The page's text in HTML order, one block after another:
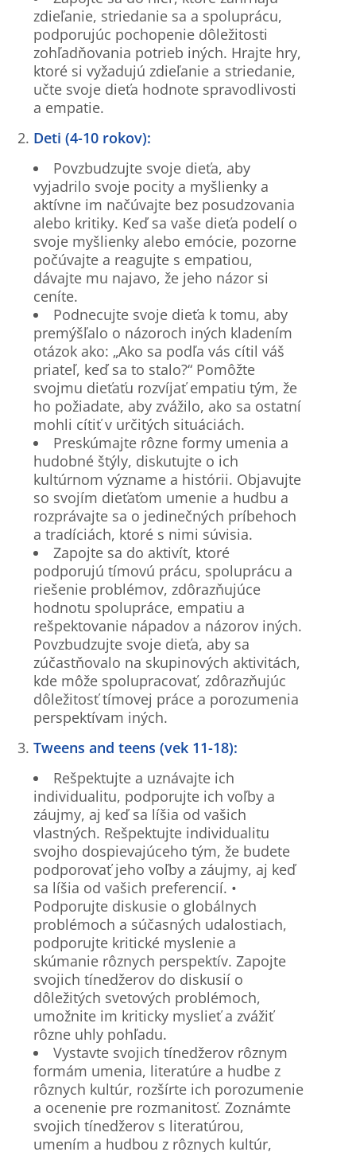
zdieľanie, striedanie sa a spoluprácu,
podporujúc pochopenie dôležitosti
zohľadňovania potrieb iných. Hrajte hry,
ktoré si vyžadujú zdieľanie a striedanie,
učte svoje dieťa hodnote spravodlivosti
a empatie.
Deti (4-10 rokov):
Povzbudzujte svoje dieťa, aby
vyjadrilo svoje pocity a myšlienky a
aktívne im načúvajte bez posudzovania
alebo kritiky. Keď sa vaše dieťa podelí o
svoje myšlienky alebo emócie, pozorne
počúvajte a reagujte s empatiou,
dávajte mu najavo, že jeho názor si
ceníte.
Podnecujte svoje dieťa k tomu, aby
premýšľalo o názoroch iných kladením
otázok ako: „Ako sa podľa vás cítil váš
priateľ, keď sa to stalo?“ Pomôžte
svojmu dieťaťu rozvíjať empatiu tým, že
ho požiadate, aby zvážilo, ako sa ostatní
mohli cítiť v určitých situáciách.
Preskúmajte rôzne formy umenia a
hudobné štýly, diskutujte o ich
kultúrnom význame a histórii. Objavujte
so svojím dieťaťom umenie a hudbu a
rozprávajte sa o jedinečných príbehoch
a tradíciách, ktoré s nimi súvisia.
Zapojte sa do aktivít, ktoré
podporujú tímovú prácu, spoluprácu a
riešenie problémov, zdôrazňujúce
hodnotu spolupráce, empatiu a
rešpektovanie nápadov a názorov iných.
Povzbudzujte svoje dieťa, aby sa
zúčastňovalo na skupinových aktivitách,
kde môže spolupracovať, zdôrazňujúc
dôležitosť tímovej práce a porozumenia
perspektívam iných.
Tweens and teens (vek 11-18):
Rešpektujte a uznávajte ich
individualitu, podporujte ich voľby a
záujmy, aj keď sa líšia od vašich
vlastných. Rešpektujte individualitu
svojho dospievajúceho tým, že budete
podporovať jeho voľby a záujmy, aj keď
sa líšia od vašich preferencií. •
Podporujte diskusie o globálnych
problémoch a súčasných udalostiach,
podporujte kritické myslenie a
skúmanie rôznych perspektív. Zapojte
svojich tínedžerov do diskusií o
dôležitých svetových problémoch,
umožnite im kriticky myslieť a zvážiť
rôzne uhly pohľadu.
Vystavte svojich tínedžerov rôznym
formám umenia, literatúre a hudbe z
rôznych kultúr, rozšírte ich porozumenie
a ocenenie pre rozmanitosť. Zoznámte
svojich tínedžerov s literatúrou,
umením a hudbou z rôznych kultúr,